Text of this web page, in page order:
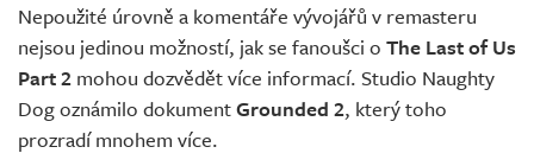
Nepoužité úrovně a komentáře vývojářů v remasteru
nejsou jedinou možností, jak se fanoušci o The Last of Us
Part 2 mohou dozvědět více informací. Studio Naughty
Dog oznámilo dokumentGrounded 2, který toho
prozradí mnohem více.